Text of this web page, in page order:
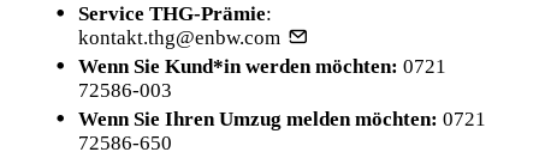
Service THG-Prämie:
kontakt.thg@enbw.com
Wenn Sie Kund*in werden möchten: 0721
72586-003
Wenn Sie Ihren Umzug melden möchten: 0721
72586-650